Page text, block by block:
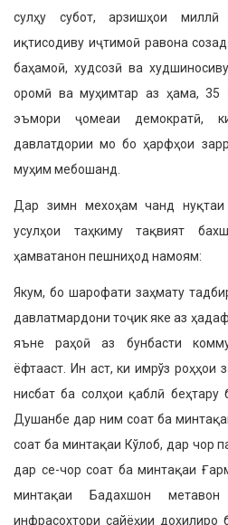
сулҳу субот, арзишҳои
иқтисодиву иҷтимоӣ равона
баҳамоӣ, худсозӣ ва
оромӣ ва муҳимтар аз ҳама, 35
эъмори ҷомеаи демократӣ,
давлатдории мо бо ҳарфҳои
муҳим мебошанд.
Дар зимн мехоҳам чанд
усулҳои таҳкиму тақвият
ҳамватанон пешниҳод намоям:
Якум, бо шарофати заҳмату
давлатмардони тоҷик яке аз
яъне раҳоӣ аз бунбасти
ёфтааст. Ин аст, ки имрўз роҳҳои
нисбат ба солҳои қаблӣ
Душанбе дар ним соат ба
соат ба минтақаи Кўлоб, дар чор
дар се-чор соат ба минтақаи
минтақаи Бадахшон
инфрасохтори сайёҳии дохилиро